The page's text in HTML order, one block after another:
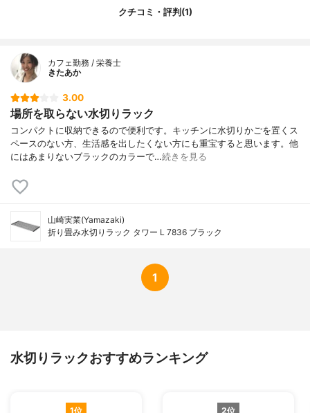
クチコミ・評判(1)
カフェ勤務 / 栄養士
きたあか
3.00
場所を取らない水切りラック
コンパクトに収納できるので便利です。キッチンに水切りかごを置くス
ペースのない方、生活感を出したくない方にも重宝すると思います。他
にはあまりないブラックのカラーで…続きを見る
山崎実業(Yamazaki)
折り畳み水切りラック タワー L 7836 ブラック
1
水切りラックおすすめランキング
1位 2位